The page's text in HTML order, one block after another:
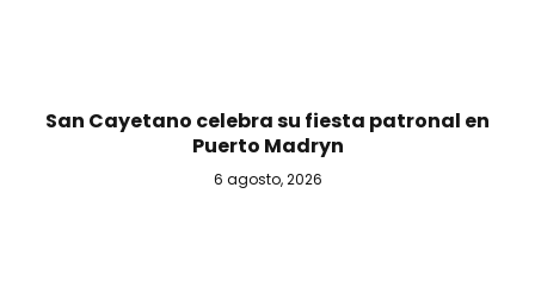
San Cayetano celebra su fiesta patronal en
Puerto Madryn
6 agosto, 2026